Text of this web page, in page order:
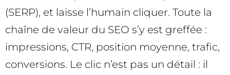
(SERP), et laisse l’humain cliquer. Toute la
chaîne de valeur du SEO s’y est greffée :
impressions, CTR, position moyenne, trafic,
conversions. Le clic n’est pas un détail : il